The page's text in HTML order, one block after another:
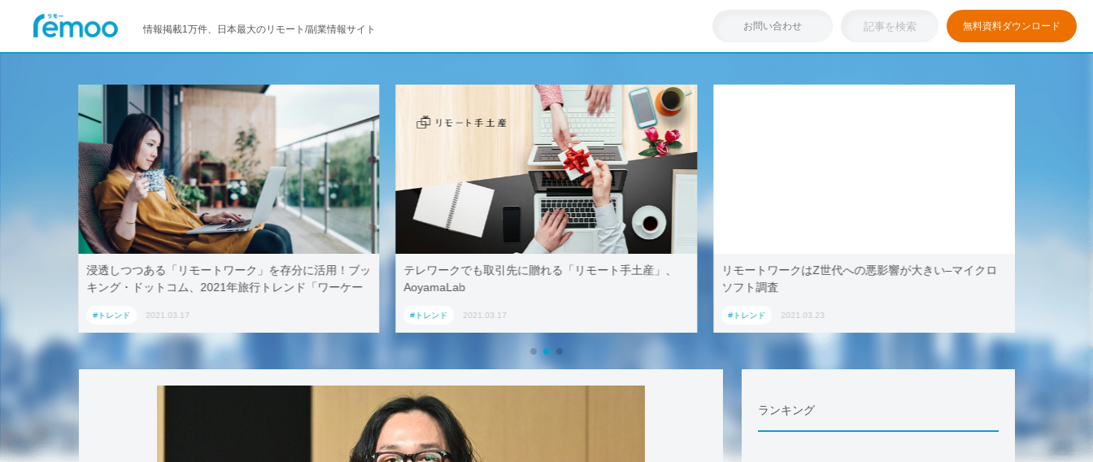
情報掲載1万件、日本最大のリモート/副業情報サイト お問い合わせ 無料資料ダウンロード
テレワークでも取引先に贈れる「リモート手土産」、
AoyamaLab
#トレンド 2021.03.17
リモートワークはZ世代への悪影響が大きい–マイクロ
ソフト調査
#トレンド 2021.03.23
浸透しつつある「リモートワーク」を存分に活用！ブッ
キング・ドットコム、2021年旅行トレンド「ワーケー
#トレンド 2021.03.17
ランキング